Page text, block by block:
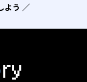
よう ／